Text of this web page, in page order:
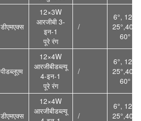
डीएमएक्स
12×3W
आरजीबी 3-
इन-1
पूरे रंग
/
6°, 12°,
25°,40°,
60°
पीडब्लूएम
12×4W
आरजीबीडब्ल्यू
4-इन-1
पूरे रंग
/
6°, 12°,
25°,40°,
60°
डीएमएक्स
12×4W
आरजीबीडब्ल्यू
/
6°, 12°,
25°,40°,